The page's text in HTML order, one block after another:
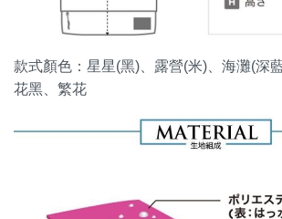
款式顏色：星星(黑)、露營(米)、海灘(深
花黑、繁花